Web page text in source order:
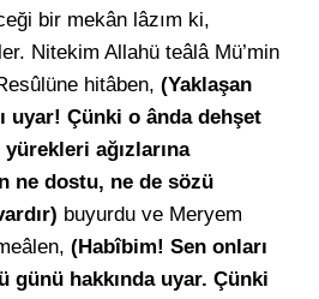
bir mekân lâzım ki,
Nitekim Allahü teâlâ Mü’min
hitâben, (Yaklaşan
uyar! Çünki o ânda dehşet
ağızlarına
ne dostu, ne de sözü
buyurdu ve Meryem
(Habîbim! Sen onları
günü hakkında uyar. Çünki